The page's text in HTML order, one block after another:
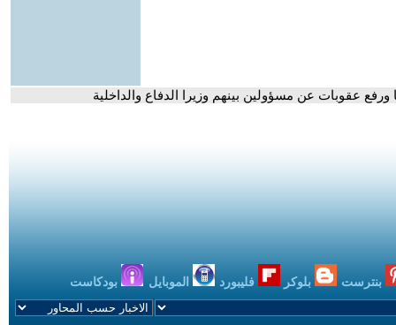
ورفع عقوبات عن مسؤولين بينهم وزيرا الدفاع والداخلية
بنترست بلوكر فليبورد الموبايل بودكاست